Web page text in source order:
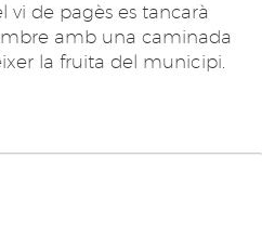
vi de pagès es tancarà
amb una caminada
la fruita del municipi.